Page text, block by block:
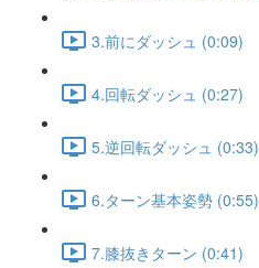
3.前にダッシュ (0:09)
4.回転ダッシュ (0:27)
5.逆回転ダッシュ (0:33)
6.ターン基本姿勢 (0:55)
7.膝抜きターン (0:41)